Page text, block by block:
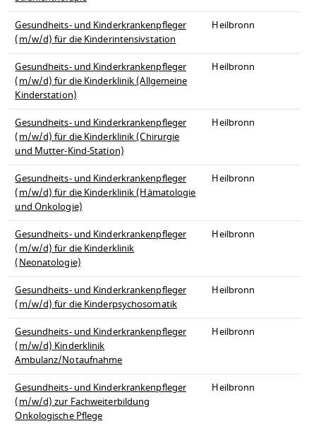
Gesundheits- und Kinderkrankenpfleger
(m/w/d) für die Kinderintensivstation
Heilbronn
Gesundheits- und Kinderkrankenpfleger
(m/w/d) für die Kinderklinik (Allgemeine
Kinderstation)
Heilbronn
Gesundheits- und Kinderkrankenpfleger
(m/w/d) für die Kinderklinik (Chirurgie
und Mutter-Kind-Station)
Heilbronn
Gesundheits- und Kinderkrankenpfleger
(m/w/d) für die Kinderklinik (Hämatologie
und Onkologie)
Heilbronn
Gesundheits- und Kinderkrankenpfleger
(m/w/d) für die Kinderklinik
(Neonatologie)
Heilbronn
Gesundheits- und Kinderkrankenpfleger
(m/w/d) für die Kinderpsychosomatik
Heilbronn
Gesundheits- und Kinderkrankenpfleger
(m/w/d) Kinderklinik
Ambulanz/Notaufnahme
Heilbronn
Gesundheits- und Kinderkrankenpfleger
(m/w/d) zur Fachweiterbildung
Onkologische Pflege
Heilbronn